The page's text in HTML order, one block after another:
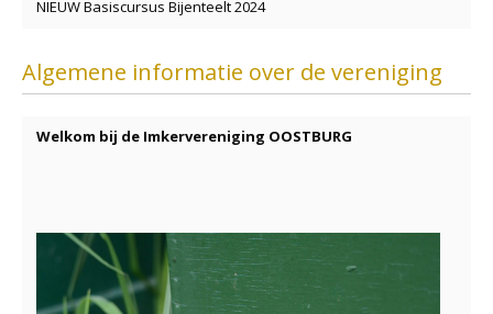
NIEUW Basiscursus Bijenteelt 2024
Algemene informatie over de vereniging
Welkom bij de Imkervereniging OOSTBURG